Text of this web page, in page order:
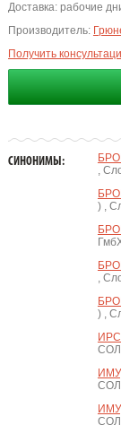
Доставка: рабочие
Производитель:
Получить
СИНОНИМЫ:
,
) ,
,
) ,